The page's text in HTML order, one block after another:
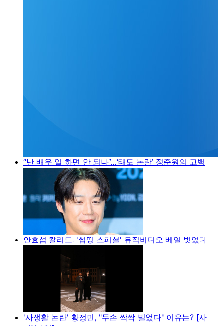
“난 배우 일 하면 안 되나”…‘태도 논란’ 정준원의 고백
안효섭·칼리드, '썸띵 스페셜' 뮤직비디오 베일 벗었다
'사생활 논란' 황정민, "두손 싹싹 빌었다" 이유는? [사